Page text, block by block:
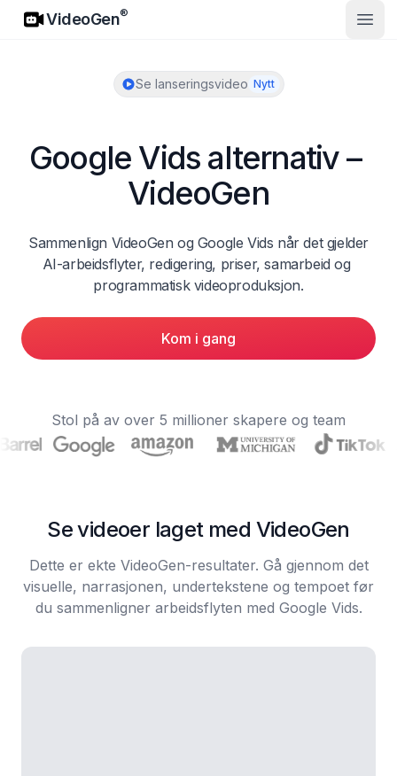
VideoGen
VideoGen®
Se lanseringsvideo Nytt
Google Vids alternativ –
VideoGen
Sammenlign VideoGen og Google Vids når det gjelder
AI-arbeidsflyter, redigering, priser, samarbeid og
programmatisk videoproduksjon.
Kom i gang
Stol på av over 5 millioner skapere og team
Se videoer laget med VideoGen
Dette er ekte VideoGen-resultater. Gå gjennom det
visuelle, narrasjonen, undertekstene og tempoet før
du sammenligner arbeidsflyten med Google Vids.